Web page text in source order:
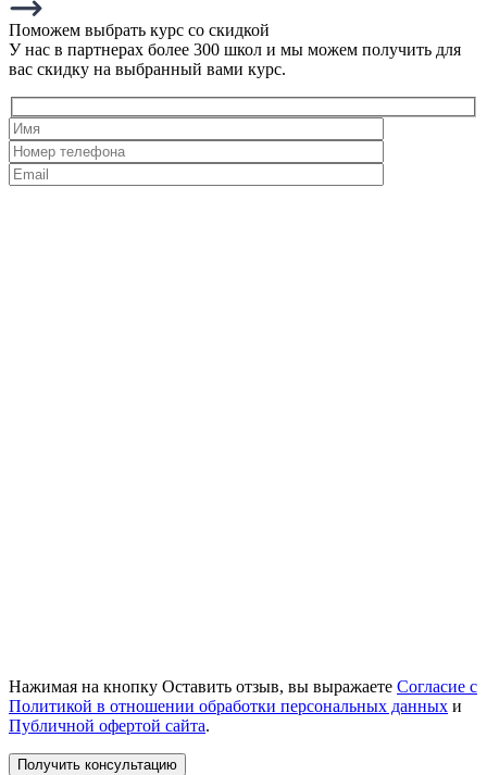
Поможем выбрать курс со скидкой
У нас в партнерах более 300 школ и мы можем получить для
вас скидку на выбранный вами курс.
Нажимая на кнопку Оставить отзыв, вы выражаете Согласие с
Политикой в отношении обработки персональных данных и
Публичной офертой сайта.